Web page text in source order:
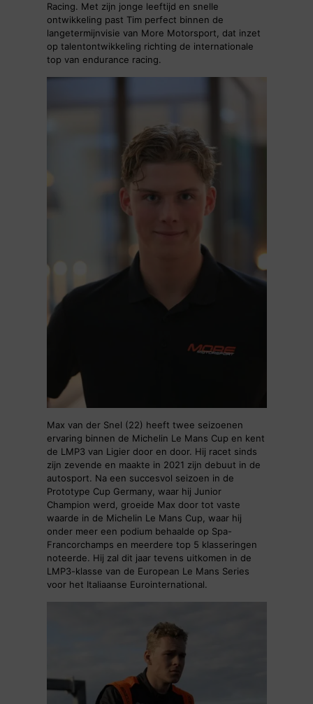
Racing. Met zijn jonge leeftijd en snelle
ontwikkeling past Tim perfect binnen de
langetermijnvisie van More Motorsport, dat inzet
op talentontwikkeling richting de internationale
top van endurance racing.
Max van der Snel (22) heeft twee seizoenen
ervaring binnen de Michelin Le Mans Cup en kent
de LMP3 van Ligier door en door. Hij racet sinds
zijn zevende en maakte in 2021 zijn debuut in de
autosport. Na een succesvol seizoen in de
Prototype Cup Germany, waar hij Junior
Champion werd, groeide Max door tot vaste
waarde in de Michelin Le Mans Cup, waar hij
onder meer een podium behaalde op Spa-
Francorchamps en meerdere top 5 klasseringen
noteerde. Hij zal dit jaar tevens uitkomen in de
LMP3-klasse van de European Le Mans Series
voor het Italiaanse Eurointernational.